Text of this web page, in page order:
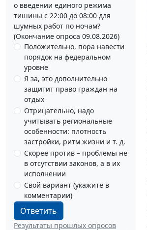
о введении единого режима
тишины с 22:00 до 08:00 для
шумных работ по ночам?
(Окончание опроса 09.08.2026)
Положительно, пора навести
порядок на федеральном
уровне
Я за, это дополнительно
защитит право граждан на
отдых
Отрицательно, надо
учитывать региональные
особенности: плотность
застройки, ритм жизни и т. д.
Скорее против – проблемы не
в отсутствии законов, а в их
исполнении
Свой вариант (укажите в
комментарии)
Ответить
Результаты прошлых опросов